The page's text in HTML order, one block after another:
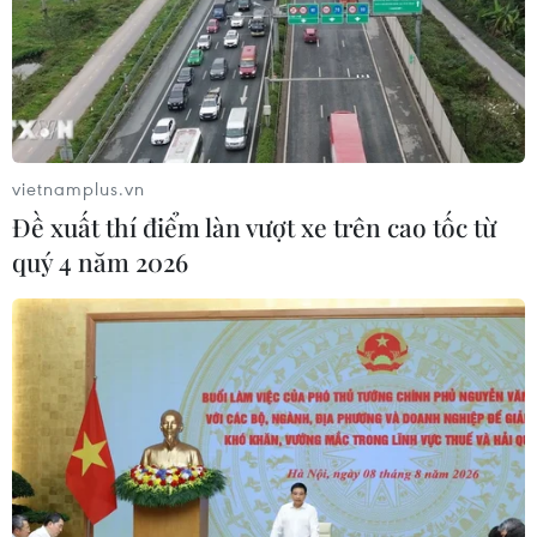
Thái Lan: Nổ súng tại văn phòng
chính quyền tỉnh Nonthaburi
10/08/2026 08:15
Bão Dolphin suy yếu nhưng tiếp tục
gây mưa lớn, nguy cơ lũ lụt tại Trung
Quốc
10/08/2026 06:53
Dogo Onsen - suối nước nóng hơn
3.000 năm tuổi và những giá trị sức
khỏe
vietnamplus.vn
Đề xuất thí điểm làn vượt xe trên cao tốc từ
quý 4 năm 2026